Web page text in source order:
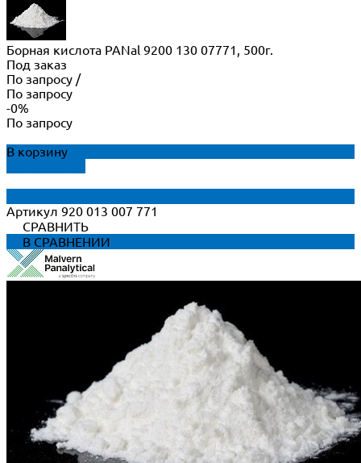
Борная кислота PANal 9200 130 07771, 500г.
Под заказ
По запросу /
По запросу
-0%
По запросу
В корзину
Артикул 920 013 007 771
СРАВНИТЬ
В СРАВНЕНИИ